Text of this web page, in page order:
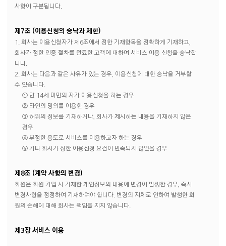
사항이 구분됩니다.
제7조 (이용신청의 승낙과 제한)
1. 회사는 이용신청자가 제6조에서 정한 기재항목을 정확하게 기재하고,
회사가 정한 인증 절차를 완료한 고객에 대하여 서비스 이용 신청을 승낙합
니다.
2. 회사는 다음과 같은 사유가 있는 경우, 이용신청에 대한 승낙을 거부할
수 있습니다.
① 만 14세 미만의 자가 이용신청을 하는 경우
② 타인의 명의를 이용한 경우
③ 허위의 정보를 기재하거나, 회사가 제시하는 내용을 기재하지 않은
경우
④ 부정한 용도로 서비스를 이용하고자 하는 경우
⑤ 기타 회사가 정한 이용신청 요건이 만족되지 않았을 경우
제8조 (계약 사항의 변경)
회원은 회원 가입 시 기재한 개인정보의 내용에 변경이 발생한 경우, 즉시
변경사항을 정정하여 기재하여야 합니다. 변경의 지체로 인하여 발생한 회
원의 손해에 대해 회사는 책임을 지지 않습니다.
제3장 서비스 이용